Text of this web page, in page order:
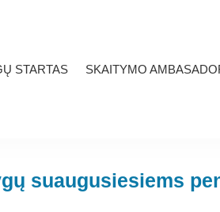
STARTAS SKAITYMO
suaugusiesiems